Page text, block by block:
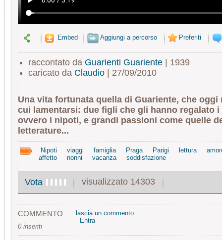
Embed Aggiungi a percorso Preferiti
raccontato da Guarienti Guariente| 1939
caricato da Claudio| 27/09/2010
Una vita fortunata quella di Guariente, che oggi
cui lamentarsi: due figli che gli hanno regalato
ovvero i nipoti, e grandi passioni come quelle
letterature...
Nipoti viaggi famiglia Praga Parigi lettura
affetto
nonni vacanza soddisfazione
Vota visualizzato 14303
COMMENTO
0 inseriti
lascia un commento
Entra